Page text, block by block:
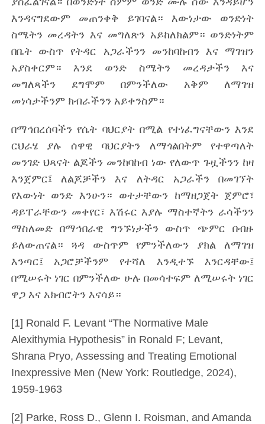
እንዳናግደውም መጠንቀቅ ይገባናል። እውነታው ወንድነት
ስሜትን መረዳትን እና መግለጽን አይከለክልም። ወንድነትም
በቤት ውስጥ የትዳር አጋራችንን መንከባከብን እና ማገዝን
አያስቀርም። እንደ ወንድ ስሜትን መረዳታችን እና
መግለጻችን ደግሞም በምንችለው አቅም ለማገዝ
መነሳታችንም ክብራችንን አይቀንስም።
በማኅበረሰባችን የሴት ባህርያት በሚል የተነፈግናቸውን እንደ
ርህራሄ ያሉ ሰዋዊ ባህርያትን ለማጎልበትም የተዋጣለት
መንገድ ህጻናት ልጆችን መንከባከብ ነው የለውጥ ጉዟችንን ከዛ
እንጀምር፤ ለልጆቻችን እና ለትዳር አጋራችን በመገኘት
የእውነት ወንድ እንሁን። ወተታቸውን ከማዘጋጀት ጀምሮ፣
ዳይፐራቸውን መቀየር፣ እሽሩር እያሉ ማስተኛትን ራሳችንን
ማስለመድ በማኅበራዊ ግንኙነታችን ውስጥ ጭምር በብዙ
ይለውጠናል። ጓዳ ውስጥም የምንችለውን ያክል ለማገዝ
እንጣር፤ አጋሮቻችንም የተሻለ እንዲተኙ እንርዳቸው፤
በሚሠሩት ነገር በምንችለው ሁሉ በመሳተፍም ለሚሠሩት ነገር
ዋጋ እና አክብሮትን እናሳይ።
[1] Ronald F. Levant “The Normative Male
Alexithymia Hypothesis” in Ronald F; Levant,
Shrana Pryo, Assessing and Treating Emotional
Inexpressive Men (New York: Routledge, 2024),
1959-1963
[2] Parke, Ross D., Glenn I. Roisman, and Amanda